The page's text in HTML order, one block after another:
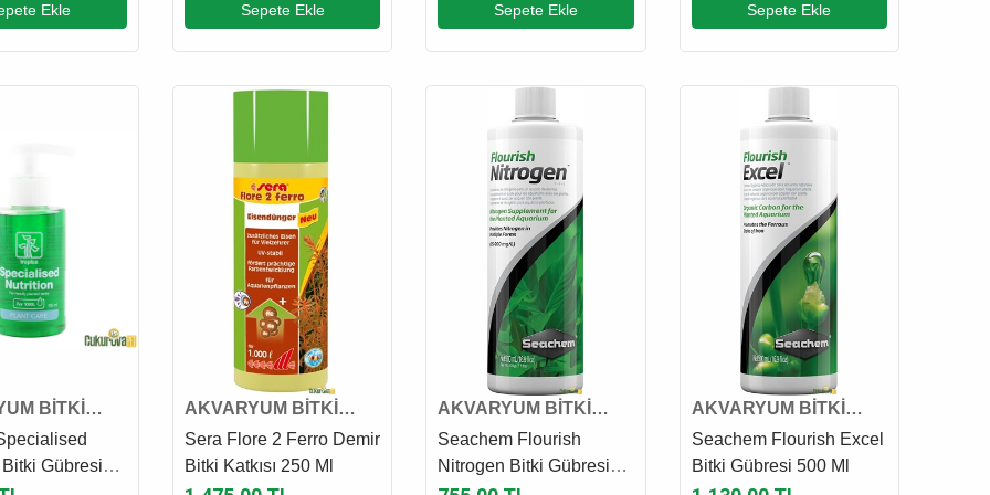
Ekle Sepete Ekle Sepete Ekle Sepete Ekle
BİTKİ
GÜBRESİ
Gübresi
AKVARYUM BİTKİ
KATKI VE GÜBRESİ
Sera Flore 2 Ferro Demir
Bitki Katkısı 250 Ml
AKVARYUM BİTKİ
KATKI VE GÜBRESİ
Seachem Flourish
Nitrogen Bitki Gübresi
AKVARYUM BİTKİ
KATKI VE GÜBRESİ
Seachem Flourish Excel
Bitki Gübresi 500 Ml